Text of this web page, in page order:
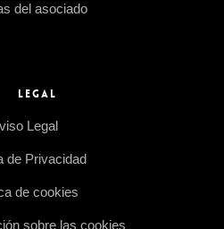
del asociado
LEGAL
Legal
de Privacidad
de cookies
sobre las cookies